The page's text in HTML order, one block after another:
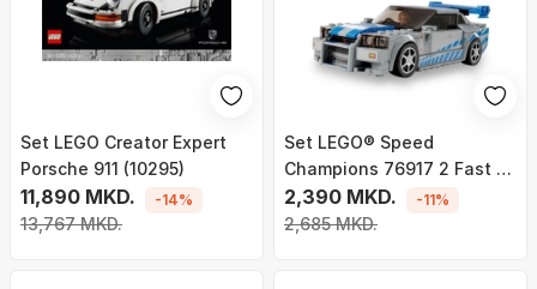
Set LEGO Creator Expert
Porsche 911 (10295)
11,890 MKD.
13,767 MKD.
-14%
Set LEGO® Speed
Champions 76917 2 Fast 2
Furious Nissan Skyline GT-
R (R34)
2,390 MKD.
2,685 MKD.
-11%